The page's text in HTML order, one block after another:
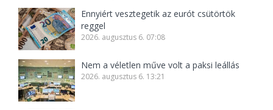
Ennyiért vesztegetik az eurót csütörtök
reggel
2026. augusztus 6. 07:08
Nem a véletlen műve volt a paksi leállás
2026. augusztus 6. 13:21